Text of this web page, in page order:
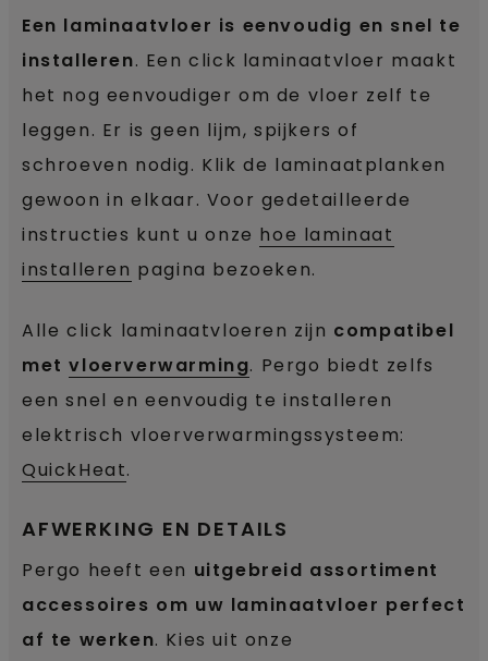
Een laminaatvloer is eenvoudig en snel te
installeren. Een click laminaatvloer maakt
het nog eenvoudiger om de vloer zelf te
leggen. Er is geen lijm, spijkers of
schroeven nodig. Klik de laminaatplanken
gewoon in elkaar. Voor gedetailleerde
instructies kunt u onze hoe laminaat
installeren pagina bezoeken.
Alle click laminaatvloeren zijn compatibel
metvloerverwarming. Pergo biedt zelfs
een snel en eenvoudig te installeren
elektrisch vloerverwarmingssysteem:
QuickHeat.
AFWERKING EN DETAILS
Pergo heeft een uitgebreid assortiment
accessoires om uw laminaatvloer perfect
af te werken. Kies uit onze